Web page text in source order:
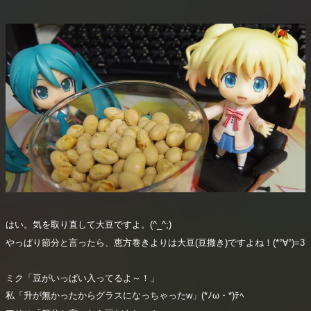
はい。気を取り直して大豆ですよ。(^_^;)
やっぱり節分と言ったら、恵方巻きよりは大豆(豆撒き)ですよね！(*°∀°)=3
ミク「豆がいっぱい入ってるよ～！」
私「升が無かったからグラスになっちゃったw」(*ﾉω・*)ﾃﾍ